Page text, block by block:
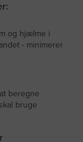
og hjælme i
- minimerer
beregne
bruge